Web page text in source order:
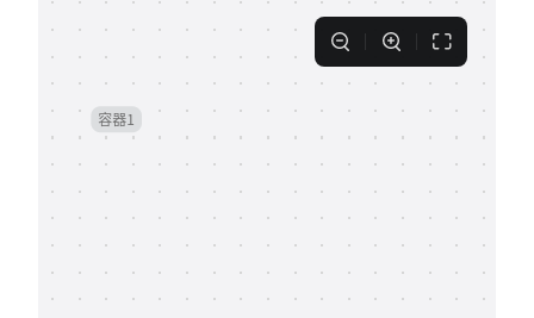
客户案例
帮助中心